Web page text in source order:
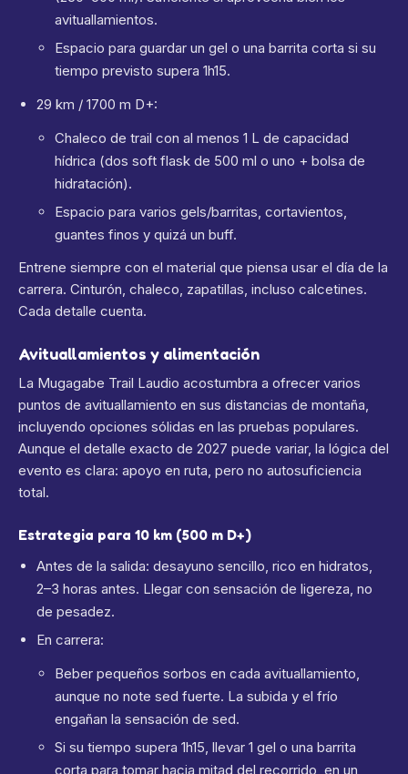
avituallamientos.
Espacio para guardar un gel o una barrita corta si su
tiempo previsto supera 1h15.
29 km / 1700 m D+:
Chaleco de trail con al menos 1 L de capacidad
hídrica (dos soft flask de 500 ml o uno + bolsa de
hidratación).
Espacio para varios gels/barritas, cortavientos,
guantes finos y quizá un buff.
Entrene siempre con el material que piensa usar el día de la
carrera. Cinturón, chaleco, zapatillas, incluso calcetines.
Cada detalle cuenta.
Avituallamientos y alimentación
La Mugagabe Trail Laudio acostumbra a ofrecer varios
puntos de avituallamiento en sus distancias de montaña,
incluyendo opciones sólidas en las pruebas populares.
Aunque el detalle exacto de 2027 puede variar, la lógica del
evento es clara: apoyo en ruta, pero no autosuficiencia
total.
Estrategia para 10 km (500 m D+)
Antes de la salida: desayuno sencillo, rico en hidratos,
2–3 horas antes. Llegar con sensación de ligereza, no
de pesadez.
En carrera:
Beber pequeños sorbos en cada avituallamiento,
aunque no note sed fuerte. La subida y el frío
engañan la sensación de sed.
Si su tiempo supera 1h15, llevar 1 gel o una barrita
corta para tomar hacia mitad del recorrido, en un